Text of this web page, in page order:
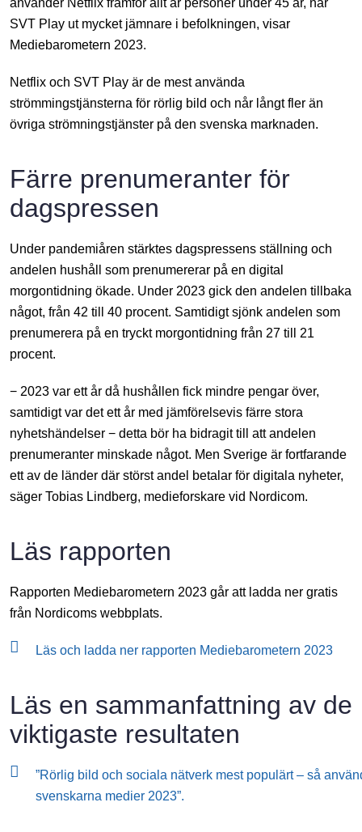
SVT Play ut mycket jämnare i befolkningen, visar
Mediebarometern 2023.
Netflix och SVT Play är de mest använda
strömmingstjänsterna för rörlig bild och når långt fler än
övriga strömningstjänster på den svenska marknaden.
Färre prenumeranter för
dagspressen
Under pandemiåren stärktes dagspressens ställning och
andelen hushåll som prenumererar på en digital
morgontidning ökade. Under 2023 gick den andelen tillbaka
något, från 42 till 40 procent. Samtidigt sjönk andelen som
prenumerera på en tryckt morgontidning från 27 till 21
procent.
− 2023 var ett år då hushållen fick mindre pengar över,
samtidigt var det ett år med jämförelsevis färre stora
nyhetshändelser − detta bör ha bidragit till att andelen
prenumeranter minskade något. Men Sverige är fortfarande
ett av de länder där störst andel betalar för digitala nyheter,
säger Tobias Lindberg, medieforskare vid Nordicom.
Läs rapporten
Rapporten Mediebarometern 2023 går att ladda ner gratis
från Nordicoms webbplats.
Läs och ladda ner rapporten Mediebarometern 2023
Läs en sammanfattning av de
viktigaste resultaten
”Rörlig bild och sociala nätverk mest populärt – så
svenskarna medier 2023”.